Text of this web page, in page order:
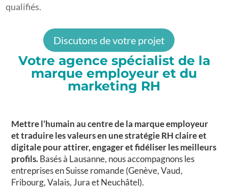
qualifiés.
Discutons de votre projet
Votre agence spécialist de la
marque employeur et du
marketing RH
Mettre l’humain au centre de la marque employeur
et traduire les valeurs en une stratégie RH claire et
digitale pour attirer, engager et fidéliser les meilleurs
profils.Basés à Lausanne, nous accompagnons les
entreprises en Suisse romande (Genève, Vaud,
Fribourg, Valais, Jura et Neuchâtel).